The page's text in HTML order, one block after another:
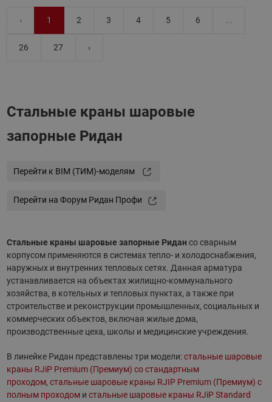
‹ 1 2 3 4 5 6 ...
26 27 ›
Стальные краны шаровые
запорные Ридан
Перейти к BIM (ТИМ)-моделям
Перейти на Форум Ридан Профи
Стальные краны шаровые запорные Ридан со сварным
корпусом применяются в системах тепло- и холодоснабжения,
наружных и внутренних тепловых сетях. Данная арматура
устанавливается на объектах жилищно-коммунального
хозяйства, в котельных и тепловых пунктах, а также при
строительстве и реконструкции промышленных, социальных и
коммерческих объектов, включая жилые дома,
производственные цеха, школы и медицинские учреждения.
В линейке Ридан представлены три модели:стальные шаровые
краны RJiP Premium (Премиум) со стандартным
проходом, стальные шаровые краны RJIP Premium (Премиум) с
полным проходоми стальные шаровые краны RJiP Standard